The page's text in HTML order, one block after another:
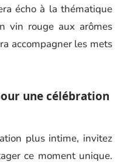
écho à la thématique
vin rouge aux arômes
accompagner les mets
une célébration
plus intime, invitez
ce moment unique.